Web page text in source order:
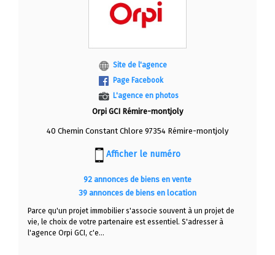
Site de l'agence
Page Facebook
L'agence en photos
Orpi GCI Rémire-montjoly
40 Chemin Constant Chlore 97354 Rémire-montjoly
92 annonces de biens en vente
Afficher le numéro
39 annonces de biens en location
Parce qu'un projet immobilier s'associe souvent à un projet de
vie, le choix de votre partenaire est essentiel. S'adresser à
l'agence Orpi GCI, c'e...